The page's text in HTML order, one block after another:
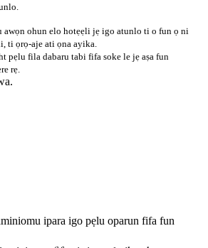
awọn ohun elo hotẹẹli jẹ igo atunlo ti o fun ọ ni
ti ọrọ-aje ati ọna ayika.
pẹlu fila dabaru tabi fifa soke le jẹ aṣa fun
rẹ.
ipara igo pẹlu oparun fifa fun